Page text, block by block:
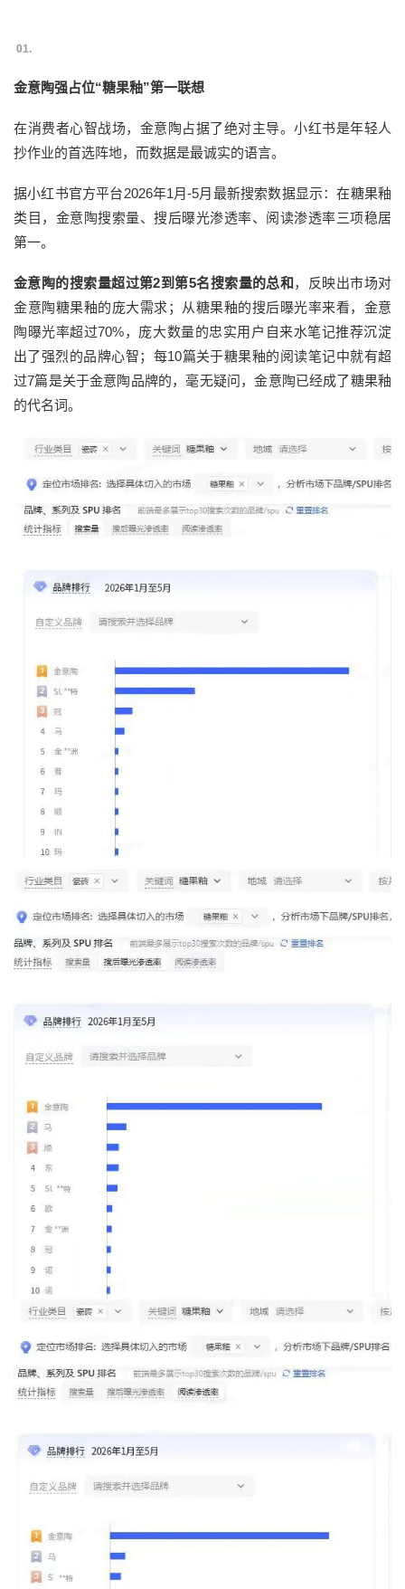
01.
金意陶强占位“糖果釉”第一联想
在消费者心智战场，金意陶占据了绝对主导。小红书是年轻人
抄作业的首选阵地，而数据是最诚实的语言。
据小红书官方平台2026年1月-5月最新搜索数据显示：在糖果釉
类目，金意陶搜索量、搜后曝光渗透率、阅读渗透率三项稳居
第一。
金意陶的搜索量超过第2到第5名搜索量的总和，反映出市场对
金意陶糖果釉的庞大需求；从糖果釉的搜后曝光率来看，金意
陶曝光率超过70%，庞大数量的忠实用户自来水笔记推荐沉淀
出了强烈的品牌心智；每10篇关于糖果釉的阅读笔记中就有超
过7篇是关于金意陶品牌的，毫无疑问，金意陶已经成了糖果釉
的代名词。